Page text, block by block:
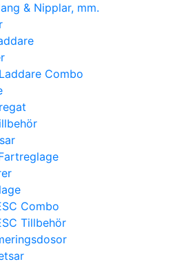
& Nipplar, mm.
Combo
Combo
Tillbehör